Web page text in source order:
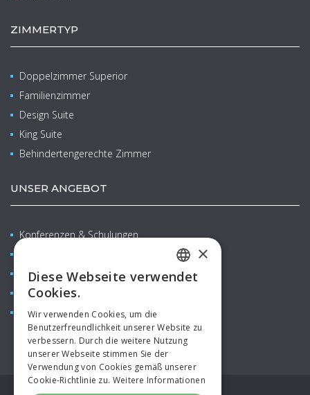
ZIMMERTYP
Doppelzimmer Superior
Familienzimmer
Design Suite
King Suite
Behindertengerechte Zimmer
UNSER ANGEBOT
Konferenzen & Schulungen
Familien mit Kindern
Restaurants & Bars
Aquapark
CZECH
GERMAN
RUSSIAN
×
Diese Webseite verwendet
Cookies.
Wir verwenden Cookies, um die
Benutzerfreundlichkeit unserer Website zu
verbessern. Durch die weitere Nutzung
unserer Webseite stimmen Sie der
Verwendung von Cookies gemäß unserer
Cookie-Richtlinie zu. Weitere Informationen